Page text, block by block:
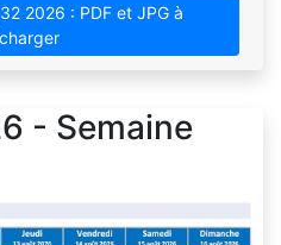
2026 : PDF et JPG à
- Semaine